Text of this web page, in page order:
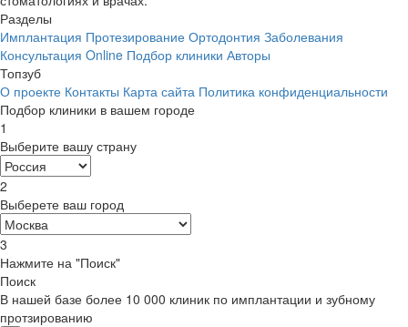
Разделы
Имплантация Протезирование Ортодонтия Заболевания
Консультация Online Подбор клиники Авторы
Топзуб
О проекте Контакты Карта сайта Политика конфиденциальности
Подбор клиники в вашем городе
1
Выберите вашу страну
2
Выберете ваш город
3
Нажмите на "Поиск"
Поиск
В нашей базе более 10 000 клиник по имплантации и зубному
протзированию